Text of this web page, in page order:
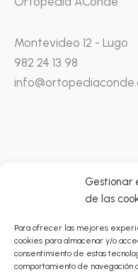
Gestionar
de las
Para ofrecer las mejores
cookies para almacenar y/o
consentimiento de estas
comportamiento de navegación
Montevideo 12 - Lugo
982 24 13 98
Catálogo
Política de Privacidad